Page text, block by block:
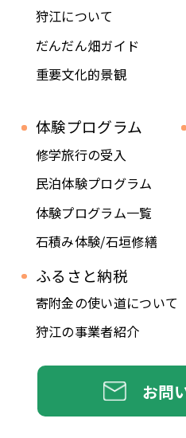
狩江について
だんだん畑ガイド
重要文化的景観
体験プログラム
修学旅行の受入
民泊体験プログラム
体験プログラム一覧
石積み体験/石垣修繕
ふるさと納税
寄附金の使い道について
狩江の事業者紹介
お問